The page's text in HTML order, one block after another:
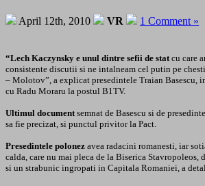
April 12th, 2010 VR 1 Comment »
“Lech Kaczynsky e unul dintre sefii de stat cu care
consistente discutii si ne intalneam cel putin pe
– Molotov”, a explicat presedintele Traian Basescu,
cu Radu Moraru la postul B1TV.
Ultimul document semnat de Basescu si de
sa fie precizat, si punctul privitor la Pact.
Presedintele polonez avea radacini romanesti, iar
calda, care nu mai pleca de la Biserica Stavropoleos,
si un strabunic ingropati in Capitala Romaniei, a